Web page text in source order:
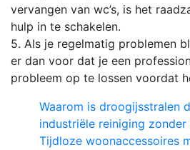
vervangen van wc’s, is het
hulp in te schakelen.
5. Als je regelmatig problemen
er dan voor dat je een
probleem op te lossen voordat
Waarom is droogijsstralen
industriële reiniging zonder
Tijdloze woonaccessoires